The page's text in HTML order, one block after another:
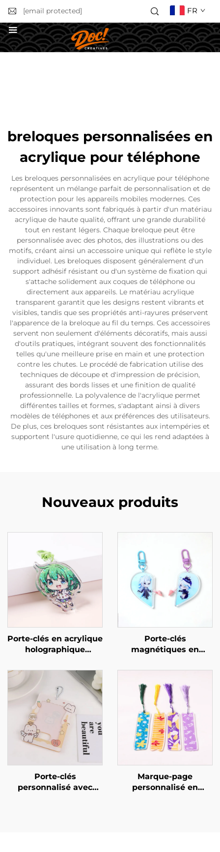
[email protected] FR
breloques personnalisées en
acrylique pour téléphone
Les breloques personnalisées en acrylique pour téléphone
représentent un mélange parfait de personnalisation et de
protection pour les appareils mobiles modernes. Ces
accessoires innovants sont fabriqués à partir d'un matériau
acrylique de haute qualité, offrant une grande durabilité
tout en restant légers. Chaque breloque peut être
personnalisée avec des photos, des illustrations ou des
motifs, créant ainsi un accessoire unique qui reflète le style
individuel. Les breloques disposent généralement d'un
support adhésif résistant ou d'un système de fixation qui
s'attache solidement aux coques de téléphone ou
directement aux appareils. Le matériau acrylique
transparent garantit que les designs restent vibrants et
visibles, tandis que ses propriétés anti-rayures préservent
l'apparence de la breloque au fil du temps. Ces accessoires
servent non seulement d'éléments décoratifs, mais aussi
d'outils pratiques, intégrant souvent des fonctionnalités
telles qu'une meilleure prise en main et une protection
contre les chutes. Le procédé de fabrication utilise des
techniques de découpe et d'impression de précision,
assurant des bords lisses et une finition de qualité
professionnelle. La polyvalence de l'acrylique permet
différentes tailles et formes, s'adaptant ainsi à divers
modèles de téléphones et aux préférences des utilisateurs.
De plus, ces breloques sont résistantes aux intempéries et
supportent l'usure quotidienne, ce qui les rend adaptées à
une utilisation à long terme.
Nouveaux produits
Porte-clés en acrylique
holographique
Porte-clés
magnétiques en
personnalisables
Porte-clés
personnalisé avec
Marque-page
personnalisé en